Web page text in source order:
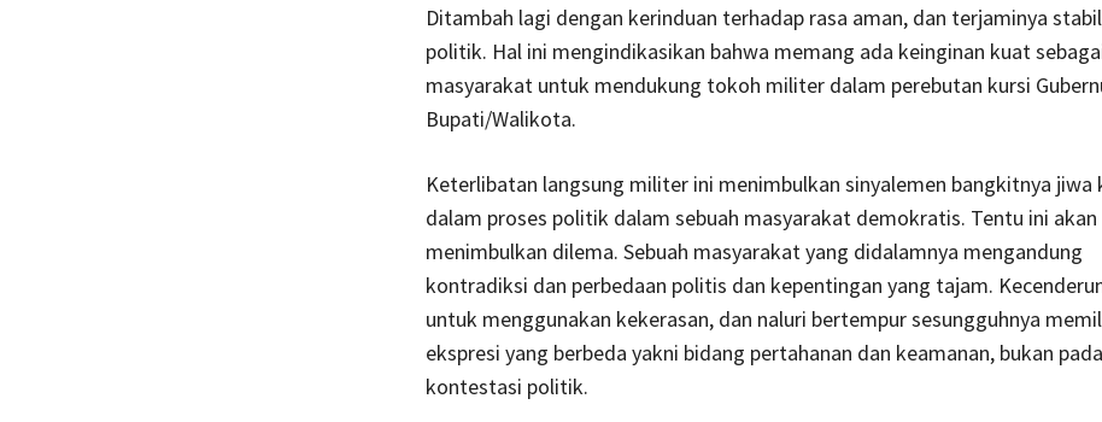
Ditambah lagi dengan kerinduan terhadap rasa aman, dan terjaminya
politik. Hal ini mengindikasikan bahwa memang ada keinginan kuat
masyarakat untuk mendukung tokoh militer dalam perebutan kursi
Bupati/Walikota.
Keterlibatan langsung militer ini menimbulkan sinyalemen bangkitnya jiwa
dalam proses politik dalam sebuah masyarakat demokratis. Tentu ini akan
menimbulkan dilema. Sebuah masyarakat yang didalamnya mengandung
kontradiksi dan perbedaan politis dan kepentingan yang tajam.
untuk menggunakan kekerasan, dan naluri bertempur sesungguhnya
ekspresi yang berbeda yakni bidang pertahanan dan keamanan, bukan pada
kontestasi politik.